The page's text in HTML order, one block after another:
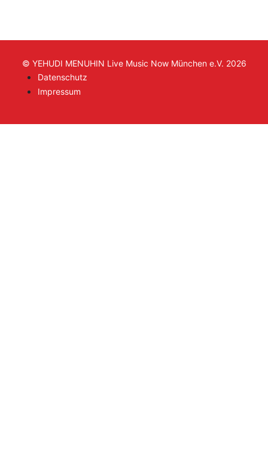
© YEHUDI MENUHIN Live Music Now München e.V. 2026
Datenschutz
Impressum